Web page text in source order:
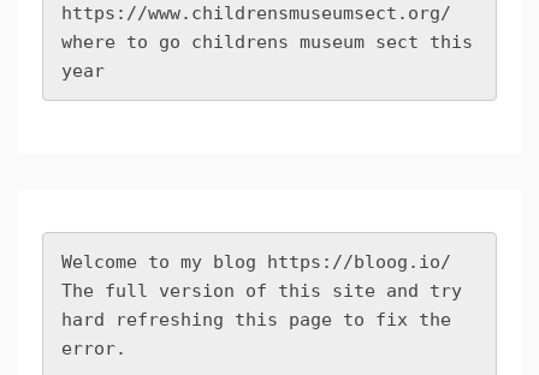
https://www.childrensmuseumsect.org/
where to go childrens museum sect this
year
Welcome to my blog https://bloog.io/
The full version of this site and try
hard refreshing this page to fix the
error.